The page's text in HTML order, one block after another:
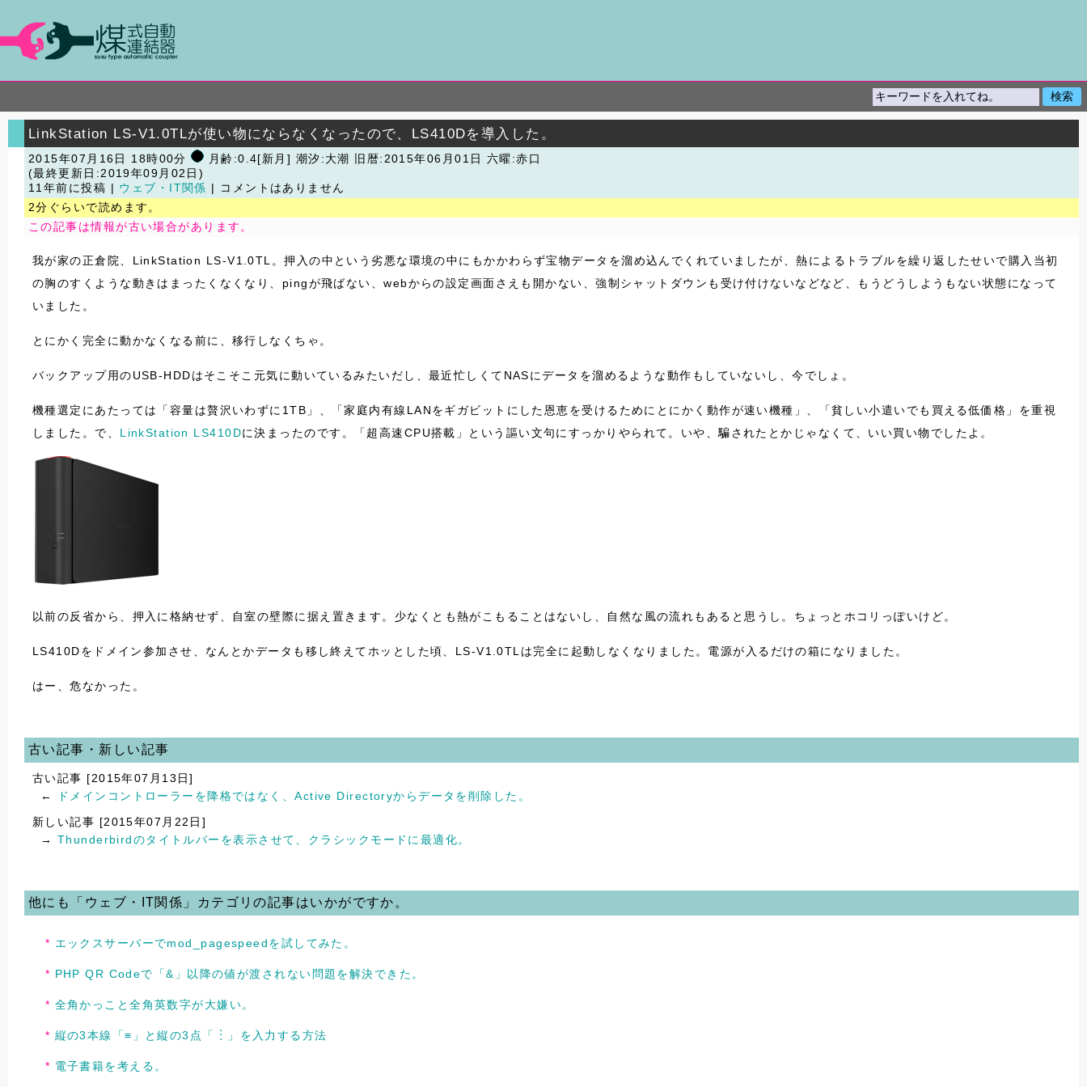
LinkStation LS-V1.0TLが使い物にならなくなったので、LS410Dを導入した。
2015年07月16日 18時00分 月齢:0.4[新月] 潮汐:大潮
旧暦:2015年06月01日 六曜:赤口
(最終更新日:2019年09月02日)
11年前に投稿 | ウェブ・IT関係
| コメントはありません
2分ぐらいで読めます。
この記事は情報が古い場合があります。
我が家の正倉院、LinkStation LS-V1.0TL。押入の中という劣悪な環境の中にもかかわらず宝物データを溜め込んでくれていましたが、熱によるトラブルを繰り返したせいで購入当初
の胸のすくような動きはまったくなくなり、pingが飛ばない、webからの設定画面さえも開かない、強制シャットダウンも受け付けないなどなど、もうどうしようもない状態になって
いました。
とにかく完全に動かなくなる前に、移行しなくちゃ。
バックアップ用のUSB-HDDはそこそこ元気に動いているみたいだし、最近忙しくてNASにデータを溜めるような動作もしていないし、今でしょ。
機種選定にあたっては「容量は贅沢いわずに1TB」、「家庭内有線LANをギガビットにした恩恵を受けるためにとにかく動作が速い機種」、「貧しい小遣いでも買える低価格」を重視
しました。で、 LinkStation LS410Dに決まったのです。「超高速CPU搭載」という謳い文句にすっかりやられて。いや、騙されたとかじゃなくて、いい買い物でしたよ。
以前の反省から、押入に格納せず、自室の壁際に据え置きます。少なくとも熱がこもることはないし、自然な風の流れもあると思うし。ちょっとホコリっぽいけど。
LS410Dをドメイン参加させ、なんとかデータも移し終えてホッとした頃、LS-V1.0TLは完全に起動しなくなりました。電源が入るだけの箱になりました。
はー、危なかった。
古い記事・新しい記事
古い記事 [2015年07月13日]
←
ドメインコントローラーを降格ではなく、Active Directoryからデータを削除した。
新しい記事 [2015年07月22日]
→ Thunderbirdのタイトルバーを表示させて、クラシックモードに最適化。
他にも「ウェブ・IT関係」カテゴリの記事はいかがですか。
エックスサーバーでmod_pagespeedを試してみた。
PHP QR Codeで「&」以降の値が渡されない問題を解決できた。
全角かっこと全角英数字が大嫌い。
縦の3本線「≡」と縦の3点「︙」を入力する方法
電子書籍を考える。